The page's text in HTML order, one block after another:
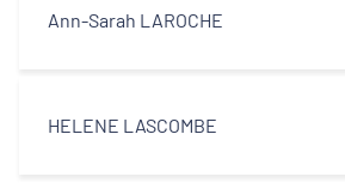
Ann-Sarah LAROCHE
HELENE LASCOMBE